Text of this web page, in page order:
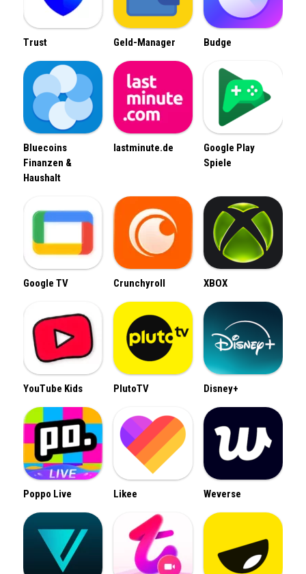
Trust Geld-Manager Budge
Bluecoins
Finanzen &
Haushalt
lastminute.de
Google Play
Spiele
Google TV Crunchyroll XBOX
YouTube Kids PlutoTV Disney+
Poppo Live Likee Weverse